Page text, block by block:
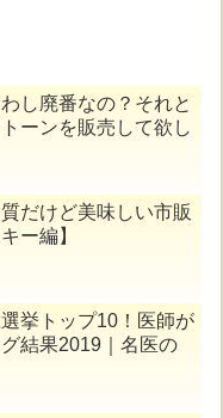
し廃番なの？それと
ーンを販売して欲し
だけど美味しい市販
ー編】
挙トップ10！医師が
結果2019｜名医の